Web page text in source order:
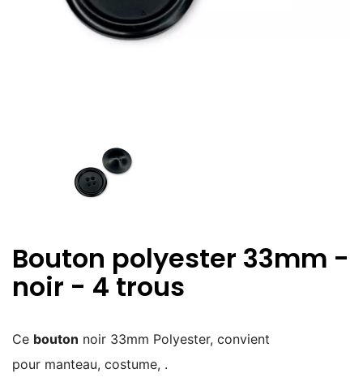
Bouton polyester 33mm -
noir - 4 trous
Ce bouton noir 33mm Polyester, convient
pour manteau, costume, .